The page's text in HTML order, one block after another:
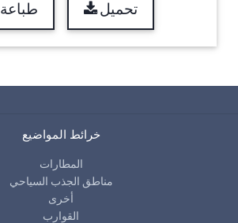
طباعة تحميل
خرائط المواضيع
المطارات
مناطق الجذب السياحي
أخرى
القوارب